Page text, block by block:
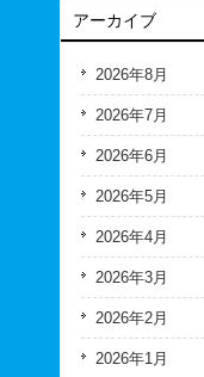
アーカイブ
2026年8月
2026年7月
2026年6月
2026年5月
2026年4月
2026年3月
2026年2月
2026年1月